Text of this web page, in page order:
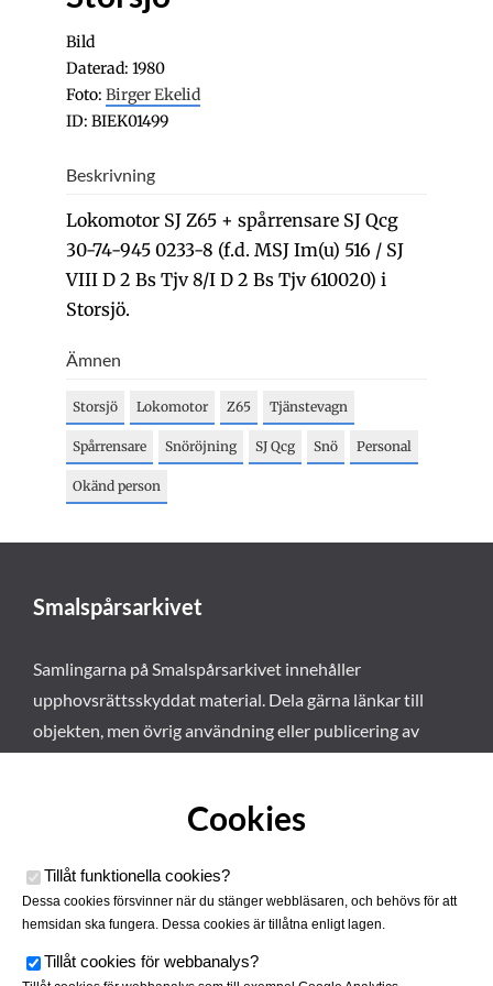
Bild
Daterad: 1980
Foto: Birger Ekelid
ID: BIEK01499
Beskrivning
Lokomotor SJ Z65 + spårrensare SJ Qcg
30-74-945 0233-8 (f.d. MSJ Im(u) 516 / SJ
VIII D 2 Bs Tjv 8/I D 2 Bs Tjv 610020) i
Storsjö.
Ämnen
Storsjö Lokomotor Z65 Tjänstevagn
Spårrensare Snöröjning SJ Qcg Snö Personal
Okänd person
Smalspårsarkivet
Samlingarna på Smalspårsarkivet innehåller
upphovsrättsskyddat material. Dela gärna länkar till
objekten, men övrig användning eller publicering av
Cookies
Tillåt funktionella cookies?
Dessa cookies försvinner när du stänger webbläsaren, och behövs för att
hemsidan ska fungera. Dessa cookies är tillåtna enligt lagen.
Tillåt cookies för webbanalys?